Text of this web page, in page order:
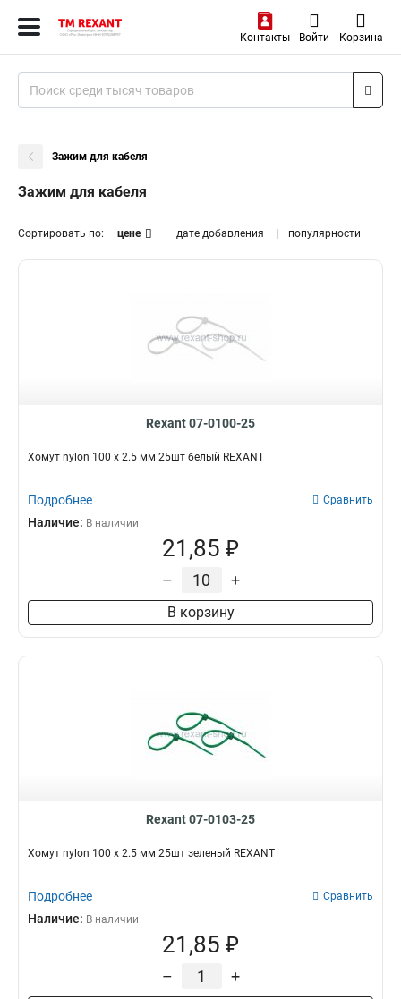
Контакты Войти Корзина
Зажим для кабеля
Зажим для кабеля
Сортировать по: цене дате добавления популярности
Rexant 07-0100-25
Хомут nylon 100 х 2.5 мм 25шт белый REXANT
Подробнее Сравнить
Наличие: В наличии
21,85 ₽
– +
В корзину
Rexant 07-0103-25
Хомут nylon 100 х 2.5 мм 25шт зеленый REXANT
Подробнее Сравнить
Наличие: В наличии
21,85 ₽
– +